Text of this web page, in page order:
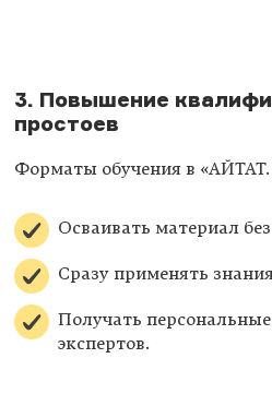
3. Повышение
простоев
Форматы обучения в
Осваивать материал
Сразу применять
Получать
экспертов.